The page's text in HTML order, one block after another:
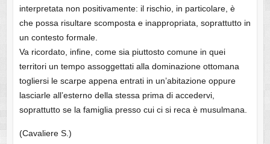
interpretata non positivamente: il rischio, in particolare, è
che possa risultare scomposta e inappropriata, soprattutto in
un contesto formale.
Va ricordato, infine, come sia piuttosto comune in quei
territori un tempo assoggettati alla dominazione ottomana
togliersi le scarpe appena entrati in un’abitazione oppure
lasciarle all’esterno della stessa prima di accedervi,
soprattutto se la famiglia presso cui ci si reca è musulmana.
(Cavaliere S.)